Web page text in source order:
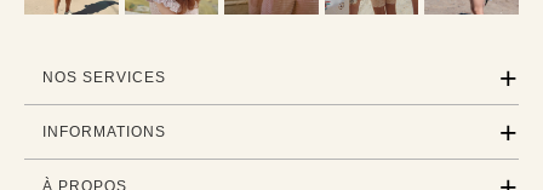
NOS SERVICES
INFORMATIONS
À PROPOS